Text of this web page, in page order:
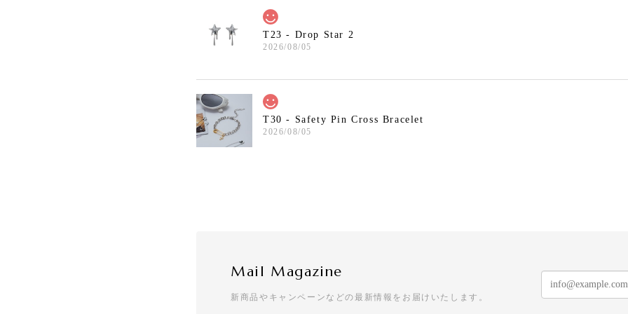
T23 - Drop Star 2
2026/08/05
T30 - Safety Pin Cross Bracelet
2026/08/05
2026/08/02
Mail Magazine
新商品やキャンペーンなどの最新情報をお届けいたします。